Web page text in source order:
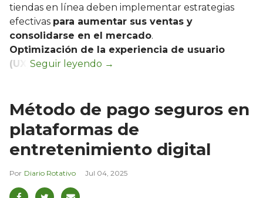
tiendas en línea deben implementar estrategias
efectivas para aumentar sus ventas y
consolidarse en el mercado.
Optimización de la experiencia de usuario
(UX)
Método de pago seguros en
plataformas de
entretenimiento digital
Diario Rotativo Jul 04, 2025